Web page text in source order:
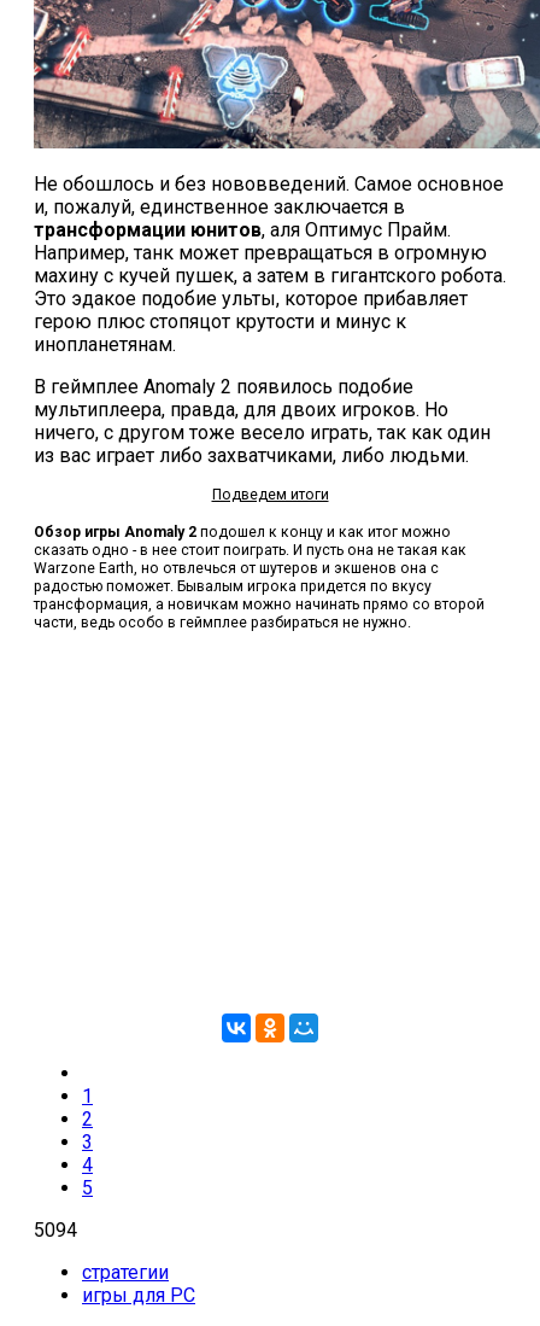
Не обошлось и без нововведений. Самое основное
и, пожалуй, единственное заключается в
трансформации юнитов, аля Оптимус Прайм.
Например, танк может превращаться в огромную
махину с кучей пушек, а затем в гигантского робота.
Это эдакое подобие ульты, которое прибавляет
герою плюс стопяцот крутости и минус к
инопланетянам.
В геймплее Anomaly 2 появилось подобие
мультиплеера, правда, для двоих игроков. Но
ничего, с другом тоже весело играть, так как один
из вас играет либо захватчиками, либо людьми.
Подведем итоги
Обзор игры Anomaly 2 подошел к концу и как итог можно
сказать одно - в нее стоит поиграть. И пусть она не такая как
Warzone Earth, но отвлечься от шутеров и экшенов она с
радостью поможет. Бывалым игрока придется по вкусу
трансформация, а новичкам можно начинать прямо со второй
части, ведь особо в геймплее разбираться не нужно.
1
2
3
4
5
5094
стратегии
игры для PC